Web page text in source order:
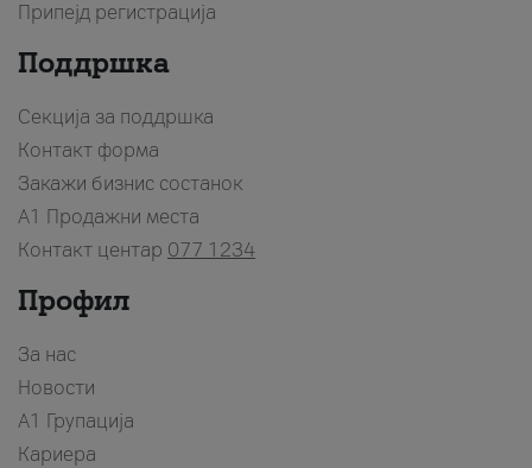
Припејд регистрација
Поддршка
Секција за поддршка
Контакт форма
Закажи бизнис состанок
A1 Продажни места
Контакт центар 077 1234
Профил
За нас
Новости
А1 Групација
Кариера